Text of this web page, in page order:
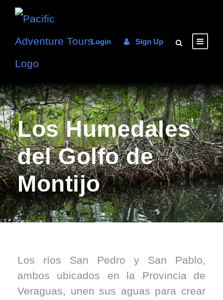
Login Sign Up
Los Humedales
del Golfo de
Montijo
Los ríos San Pedro y San Pablo,
ambos ubicados en la Provincia de
Veraguas, unen sus aguas para crear